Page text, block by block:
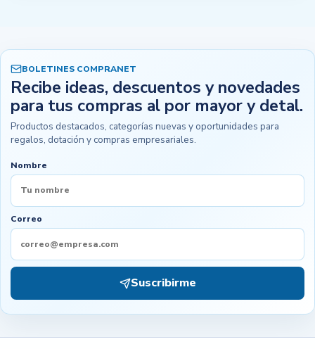
BOLETINES COMPRANET
Recibe ideas, descuentos y novedades
para tus compras al por mayor y detal.
Productos destacados, categorías nuevas y oportunidades para
regalos, dotación y compras empresariales.
Nombre
Correo
Suscribirme